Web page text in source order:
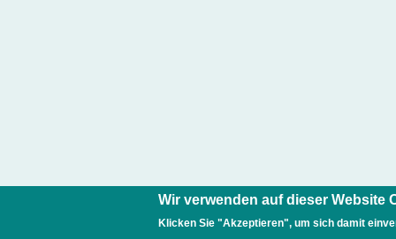
Wir verwenden auf dieser Website
Klicken Sie "Akzeptieren", um sich damit